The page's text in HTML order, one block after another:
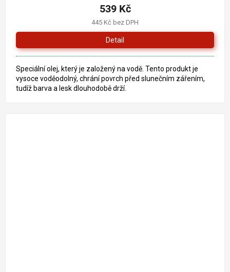
produktu
je
5,0
z
5
hvězdiček.
445 Kč bez DPH
539 Kč
Detail
Speciální olej, který je založený na vodě. Tento produkt je
vysoce voděodolný, chrání povrch před slunečním zářením,
tudíž barva a lesk dlouhodobě drží.